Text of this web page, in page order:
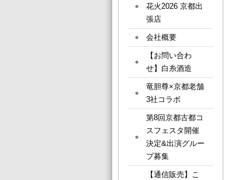
花火2026 京都出
張店
会社概要
【お問い合わ
せ】白糸酒造
竜胆尊×京都老舗
3社コラボ
第8回京都古都コ
スフェスタ開催
決定&出演グルー
プ募集
【通信販売】こ